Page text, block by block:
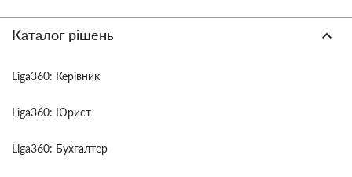
Каталог рішень
Liga360: Керівник
Liga360: Юрист
Liga360: Бухгалтер